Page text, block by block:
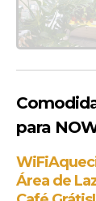
para
WiFi
Área de